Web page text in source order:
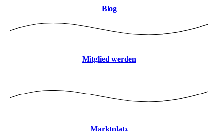
Blog
Mitglied werden
Marktplatz